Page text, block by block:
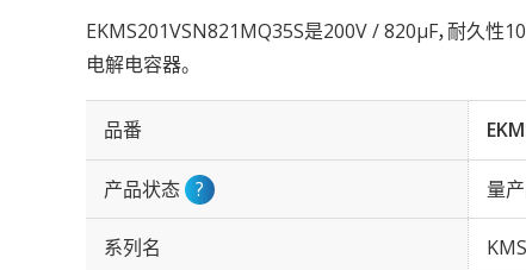
EKMS201VSN821MQ35S是200V / 820µF，耐久性
电解电容器。
品番
产品状态 ? 量
系列名 KMS